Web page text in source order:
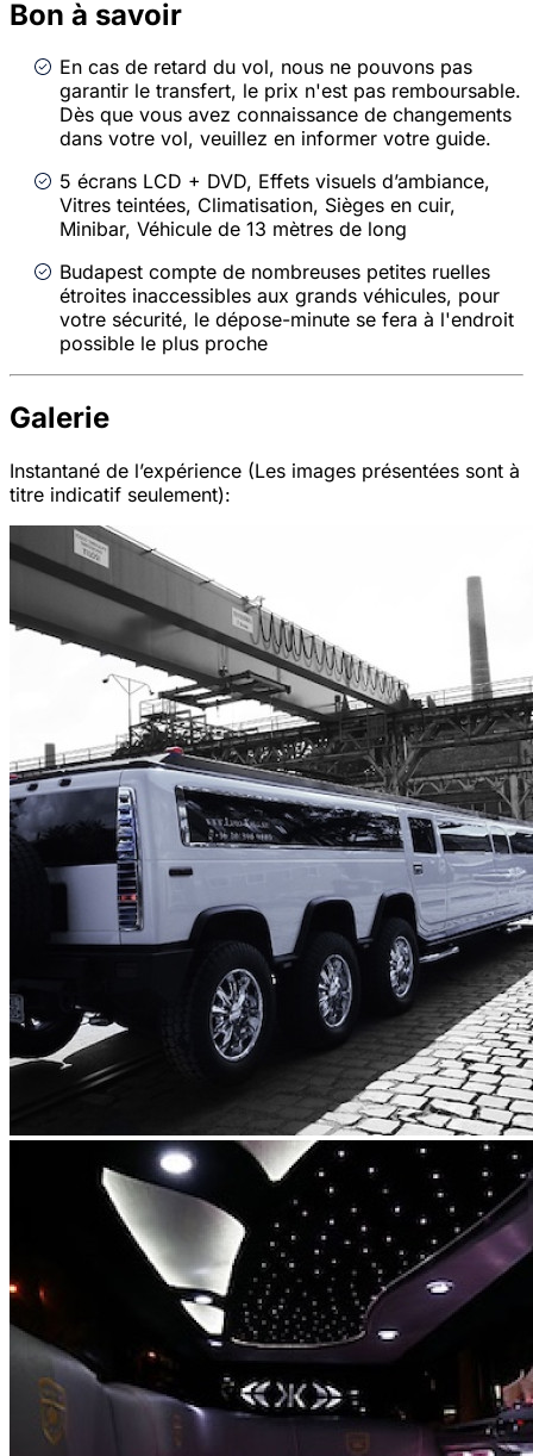
Bon à savoir
En cas de retard du vol, nous ne pouvons pas
garantir le transfert, le prix n'est pas remboursable.
Dès que vous avez connaissance de changements
dans votre vol, veuillez en informer votre guide.
5 écrans LCD + DVD, Effets visuels d’ambiance,
Vitres teintées, Climatisation, Sièges en cuir,
Minibar, Véhicule de 13 mètres de long
Budapest compte de nombreuses petites ruelles
étroites inaccessibles aux grands véhicules, pour
votre sécurité, le dépose-minute se fera à l'endroit
possible le plus proche
Galerie
Instantané de l’expérience (Les images présentées sont à
titre indicatif seulement):